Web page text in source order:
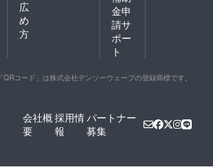
広
め
方
金申
請サ
ポー
ト
「QRコード」は株式会社デンソーウェーブの登録商標です。
会社概
要
採用情
報
パートナー
募集